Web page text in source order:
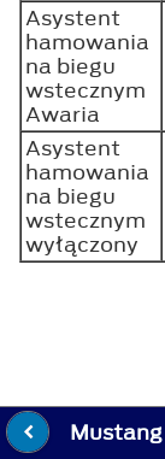
Asystent
hamowania
na biegu
wstecznym
Awaria
Asystent
hamowania
na biegu
wstecznym
wyłączony